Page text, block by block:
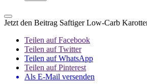
Jetzt den Beitrag Saftiger Low-Carb
Teilen auf Facebook
Teilen auf Twitter
Teilen auf WhatsApp
Teilen auf Pinterest
Als E-Mail versenden